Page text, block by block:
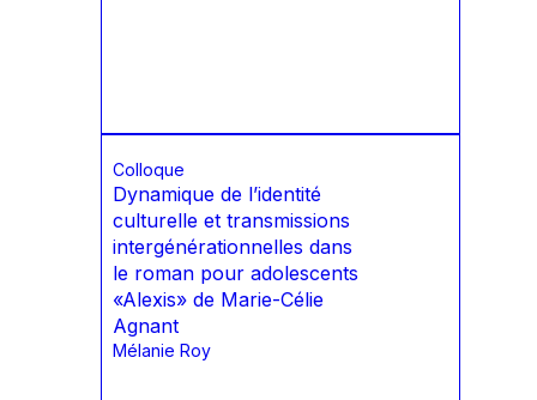
Colloque
Dynamique de l’identité
culturelle et transmissions
intergénérationnelles dans
le roman pour adolescents
«Alexis» de Marie-Célie
Agnant
Mélanie Roy